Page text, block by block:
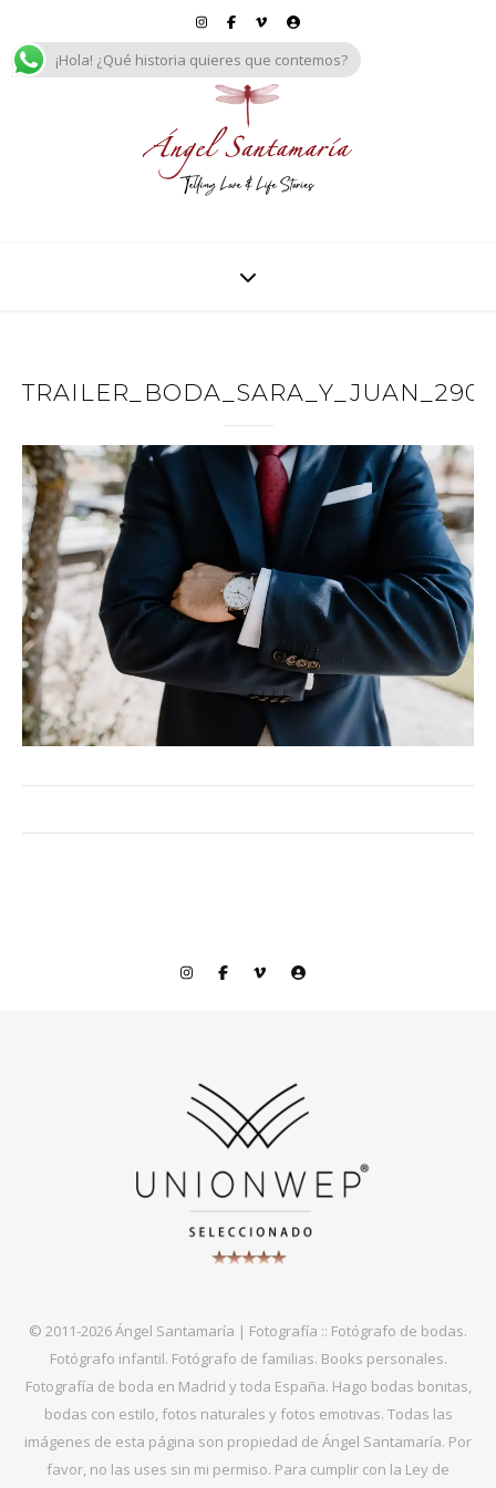
© 2011-2026 Ángel Santamaría | Fotografía :: Fotógrafo de bodas.
Fotógrafo infantil. Fotógrafo de familias. Books personales.
Fotografía de boda en Madrid y toda España. Hago bodas bonitas,
bodas con estilo, fotos naturales y fotos emotivas. Todas las
imágenes de esta página son propiedad de Ángel Santamaría. Por
favor, no las uses sin mi permiso. Para cumplir con la Ley de
¡Hola! ¿Qué historia quieres que contemos?